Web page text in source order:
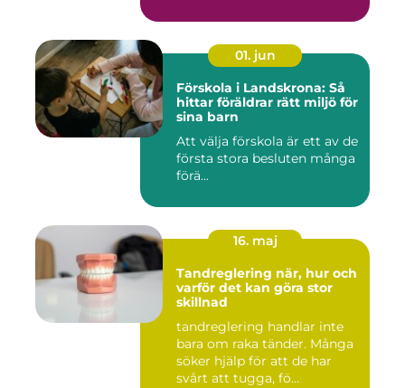
01. jun
Förskola i Landskrona: Så
hittar föräldrar rätt miljö för
sina barn
Att välja förskola är ett av de
första stora besluten många
förä...
16. maj
Tandreglering när, hur och
varför det kan göra stor
skillnad
tandreglering handlar inte
bara om raka tänder. Många
söker hjälp för att de har
svårt att tugga, fö...